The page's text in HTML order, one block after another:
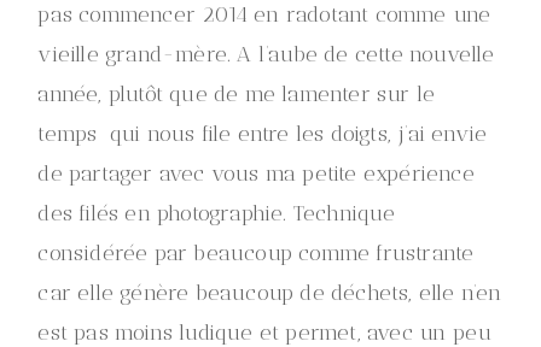
pas commencer 2014 en radotant comme une
vieille grand-mère. A l’aube de cette nouvelle
année, plutôt que de me lamenter sur le
temps qui nous file entre les doigts, j’ai envie
de partager avec vous ma petite expérience
des filés en photographie. Technique
considérée par beaucoup comme frustrante
car elle génère beaucoup de déchets, elle n’en
est pas moins ludique et permet, avec un peu